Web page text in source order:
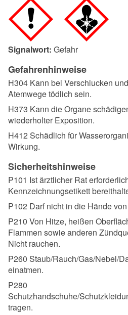
Signalwort: Gefahr
Gefahrenhinweise
H304 Kann bei Verschlucken
Atemwege tödlich sein.
H373 Kann die Organe
wiederholter Exposition.
H412 Schädlich für
Wirkung.
Sicherheitshinweise
P101 Ist ärztlicher Rat
Kennzeichnungsetikett
P102 Darf nicht in die Hände
P210 Von Hitze, heißen
Flammen sowie anderen
Nicht rauchen.
P260 Staub/Rauch/Gas/Nebel/
einatmen.
P280
Schutzhandschuhe/
tragen.